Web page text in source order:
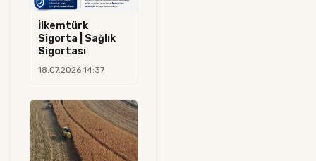
İlkemtürk
Sigorta | Sağlık
Sigortası
18.07.2026 14:37